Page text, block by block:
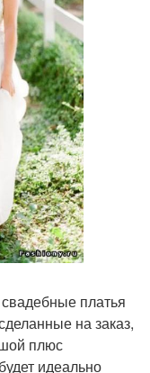
платья
на заказ,
плюс
идеально